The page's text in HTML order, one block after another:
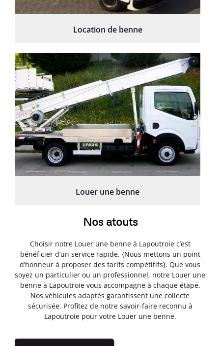
Location de benne
Louer une benne
Nos atouts
Choisir notre Louer une benne à Lapoutroie c’est
bénéficier d’un service rapide. {Nous mettons un point
d’honneur à proposer des tarifs compétitifs}. Que vous
soyez un particulier ou un professionnel, notre Louer une
benne à Lapoutroie vous accompagne à chaque étape.
Nos véhicules adaptés garantissent une collecte
sécurisée. Profitez de notre savoir-faire reconnu à
Lapoutroie pour votre Louer une benne.